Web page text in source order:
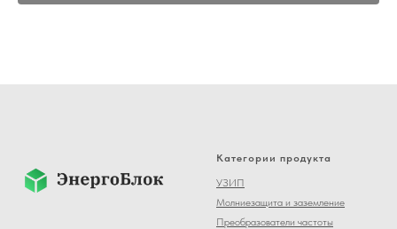
Категории продукта
УЗИП
Молниезащита и заземление
Преобразователи частоты